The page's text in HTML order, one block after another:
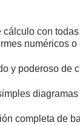
cálculo con
numéricos
y poderoso de
completa de